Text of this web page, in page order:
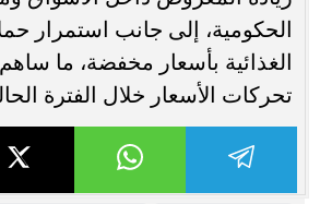
الحكومية، إلى جانب استمرار
الغذائية بأسعار مخفضة، ما
تحركات الأسعار خلال الفترة